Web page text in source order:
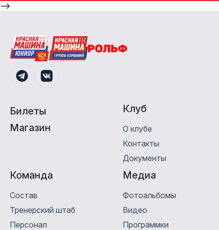
-->
Билеты
Магазин
Клуб
О клубе
Контакты
Документы
Команда
Состав
Тренерский штаб
Персонал
Медиa
Фотоальбомы
Видео
Программки